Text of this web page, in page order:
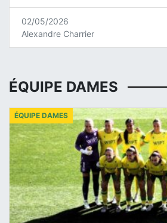
02/05/2026
Alexandre Charrier
ÉQUIPE DAMES
ÉQUIPE DAMES